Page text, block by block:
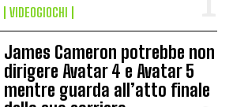
VIDEOGIOCHI
James Cameron potrebbe non
dirigere Avatar 4 e Avatar 5
mentre guarda all’atto finale